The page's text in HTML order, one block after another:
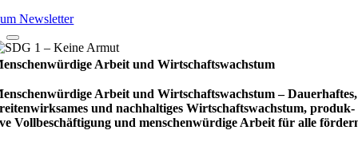
Newsletter
Arbeit und Wirtschaftswachstum
Arbeit und Wirtschaftswachstum – Dau­e­r­haf­tes,
und nach­hal­ti­ges Wirt­schafts­wachs­tum, pro­duk­
Vollbe­schäf­ti­gung und men­schen­wür­dige Arbeit für alle